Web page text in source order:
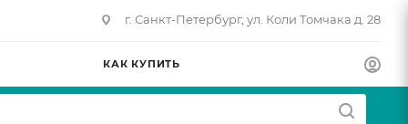
г. Санкт-Петербург, ул. Коли Томчака д. 28
КАК КУПИТЬ